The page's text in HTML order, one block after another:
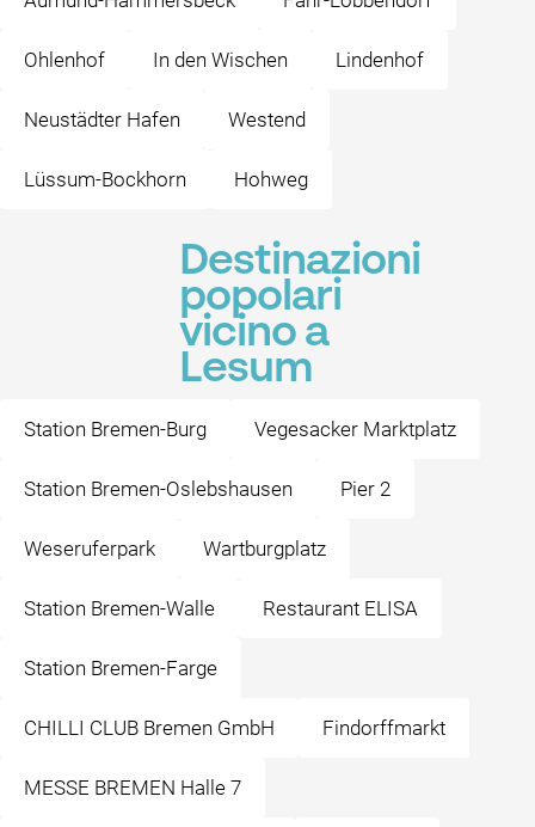
Ohlenhof In den Wischen Lindenhof
Neustädter Hafen Westend
Lüssum-Bockhorn Hohweg
Destinazioni
popolari
vicino a
Lesum
Station Bremen-Burg Vegesacker Marktplatz
Station Bremen-Oslebshausen Pier 2
Weseruferpark Wartburgplatz
Station Bremen-Walle Restaurant ELISA
Station Bremen-Farge
CHILLI CLUB Bremen GmbH Findorffmarkt
MESSE BREMEN Halle 7